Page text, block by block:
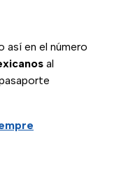
así en el número
al